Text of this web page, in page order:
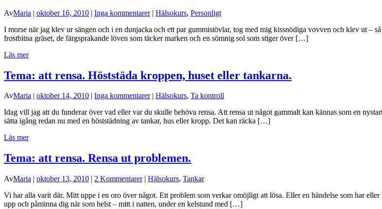
AvMaria | oktober 16, 2010 | Inga kommentarer| Hälsokurs, Personligt
I morse när jag klev ur sängen och i en dunjacka och ett par gummistövlar, tog med mig kissnödiga vovven och klev ut
frostbitna gräset, de färgsprakande löven som täcker marken och en sömnig sol som stiger över […]
Läs mer
Tema: att rensa. Höststäda kroppen, huset eller tankarna.
AvMaria | oktober 14, 2010 | Inga kommentarer| Hälsokurs, Ta kontroll
Idag vill jag att du funderar över vad eller var du skulle behöva rensa. Att rensa ut något gammalt kan kännas som en
sätta igång redan nu med en höststädning av tankar, hus eller kropp. Det kan räcka […]
Läs mer
Tema: att rensa. Rensa ut problemen.
AvMaria | oktober 13, 2010 | 2 Kommentarer| Hälsokurs, Tankar
Vi har alla varit där. Mitt uppe i en oro över något. Ett problem som verkar omöjligt att lösa. Eller en händelse som har
upp och påminna dig när som helst – mitt i natten, under en kelstund med […]